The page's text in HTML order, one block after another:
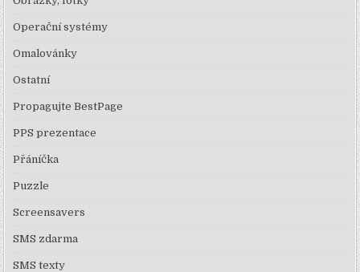
Operační systémy
Omalovánky
Ostatní
Propagujte BestPage
PPS prezentace
Přáníčka
Puzzle
Screensavers
SMS zdarma
SMS texty